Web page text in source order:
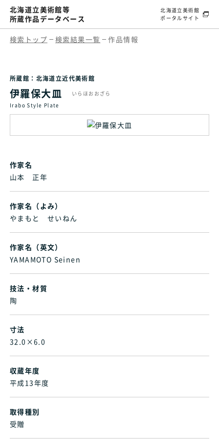
北海道立美術館等
所蔵作品データベース
北海道立美術館
ポータルサイト
検索トップ 検索結果一覧 作品情報
所蔵館：北海道立近代美術館
伊羅保大皿
いらほおおざら
Irabo Style Plate
作家名
山本 正年
作家名（よみ）
やまもと せいねん
作家名（英文）
YAMAMOTO Seinen
技法・材質
陶
寸法
32.0×6.0
収蔵年度
平成13年度
取得種別
受贈